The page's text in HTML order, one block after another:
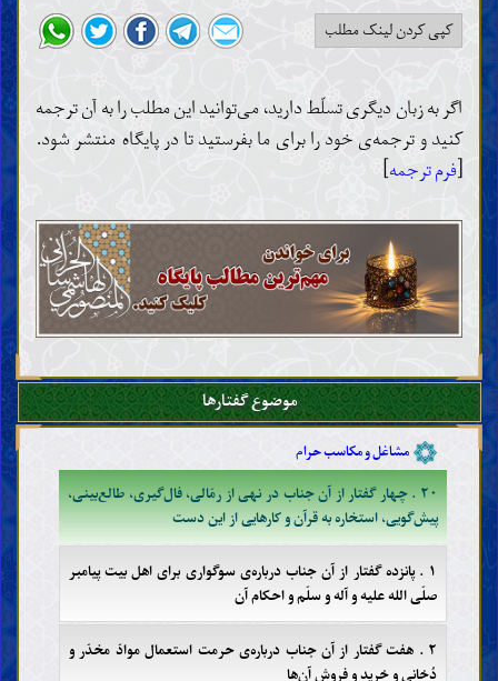
کپی کردن لینک مطلب
اگر به زبان دیگری تسلّط دارید، می‌توانید این مطلب را به آن ترجمه
کنید و ترجمه‌ی خود را برای ما بفرستید تا در پایگاه منتشر شود.
[فرم ترجمه]
موضوع گفتارها
طب و تداوی
پوشش و آرایش
نماز
زکات، خمس، صدقه و وقف
روزه و اعتکاف
خوردنی‌ها و آشامیدنی‌ها
نذر، عهد و سوگند
حج، عمره و زیارت
جهاد، دفاع و هجرت
دعوت، امر به معروف و نهی از منکر
حدود و تعزیرات
قصاص و دیات
ولایت، قضاوت و شهادت
حَجْر (ممنوعیّت از تصرّفات مالی)
مشاغل و مکاسب حرام
۲۰ . چهار گفتار از آن جناب در نهی از رمّالی، فال‌گیری، طالع‌بینی،
پیش‌گویی، استخاره به قرآن و کارهایی از این دست
۱ . پانزده گفتار از آن جناب درباره‌ی سوگواری برای اهل بیت پیامبر
صلّی الله علیه و آله و سلّم و احکام آن
۲ . هفت گفتار از آن جناب درباره‌ی حرمت استعمال موادّ مخدّر و
دُخانی و خرید و فروش آن‌ها